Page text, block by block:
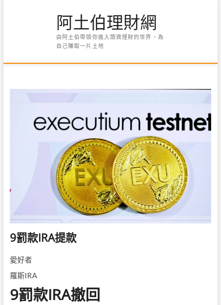
阿土伯理財網
由阿土伯帶領你進入頭資理財的世界，為
自己賺取一片土地
9罰款IRA提款
愛好者
羅斯IRA
9罰款IRA撤回